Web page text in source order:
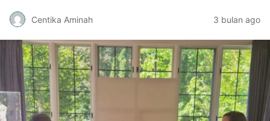
Centika Aminah 3 bulan ago